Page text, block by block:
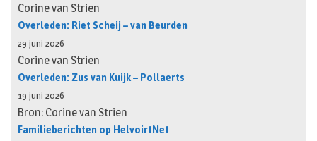
Corine van Strien
Overleden: Riet Scheij – van Beurden
29 juni 2026
Corine van Strien
Overleden: Zus van Kuijk – Pollaerts
19 juni 2026
Bron: Corine van Strien
Familieberichten op HelvoirtNet